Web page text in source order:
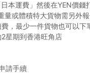
本運費」然後在YEN價錢
量或體積特大貨物需另外
，最少一件貨物也可以下
星期到香港旺角店
請手續